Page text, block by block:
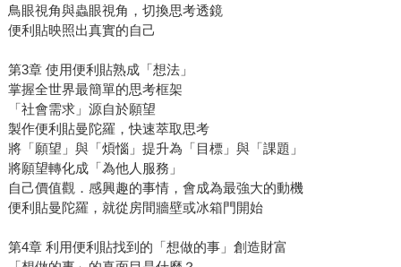
鳥眼視角與蟲眼視角，切換思考透鏡
便利貼映照出真實的自己
第3章 使用便利貼熟成「想法」
掌握全世界最簡單的思考框架
「社會需求」源自於願望
製作便利貼曼陀羅，快速萃取思考
將「願望」與「煩惱」提升為「目標」與「課題」
將願望轉化成「為他人服務」
自己價值觀．感興趣的事情，會成為最強大的動機
便利貼曼陀羅，就從房間牆壁或冰箱門開始
第4章 利用便利貼找到的「想做的事」創造財富